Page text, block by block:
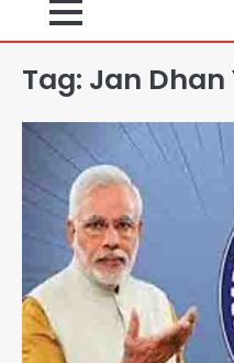
Tag: Jan Dhan
2
रनवे पर
Avinash
3
पुणे में
हताहत
Team